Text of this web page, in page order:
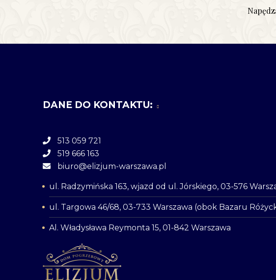
DANE DO KONTAKTU:
513 059 721
519 666 163
biuro@elizjum-warszawa.pl
ul. Radzymińska 163, wjazd od ul. Jórskiego, 03-576
ul. Targowa 46/68, 03-733 Warszawa (obok Bazaru
Al. Władysława Reymonta 15, 01-842 Warszawa